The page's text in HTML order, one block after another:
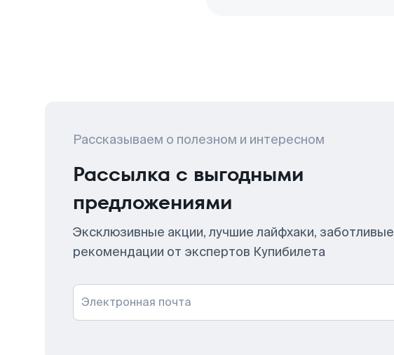
Рассказываем о полезном и интересном
Рассылка с выгодными
предложениями
Эксклюзивные акции, лучшие лайфхаки, заботливые
рекомендации от экспертов Купибилета
Электронная почта